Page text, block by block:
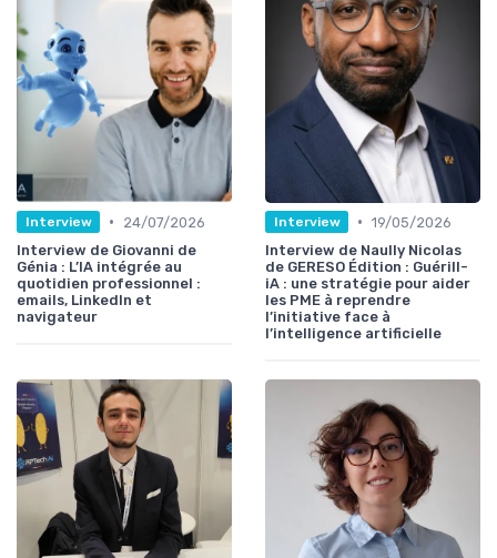
Interview •
24/07/2026
Interview de Giovanni de
Génia : L’IA intégrée au
quotidien professionnel :
emails, LinkedIn et
navigateur
Interview • 19/05/2026
Interview de Naully Nicolas
de GERESO Édition : Guérill-
iA : une stratégie pour aider
les PME à reprendre
l’initiative face à
l’intelligence artificielle